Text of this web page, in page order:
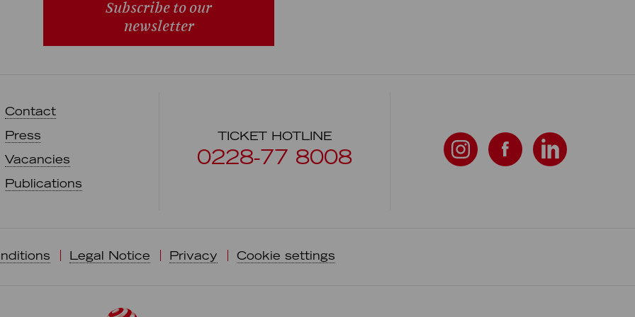
Subscribe to our
newsletter
Contact
Press
Vacancies
Publications
TICKET HOTLINE
0228-77 8008
Legal Notice Privacy Cookie settings